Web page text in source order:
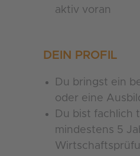
aktiv voran
DEIN PROFIL
Du bringst ein
oder eine
Du bist fachlich
mindestens 5